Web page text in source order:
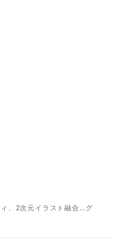
、2次元イラスト融合…グ